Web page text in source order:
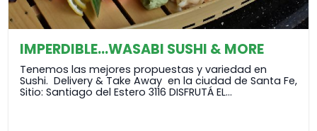
IMPERDIBLE…WASABI SUSHI & MORE
Tenemos las mejores propuestas y variedad en
Sushi. Delivery & Take Away en la ciudad de Santa Fe,
Sitio: Santiago del Estero 3116 DISFRUTÁ EL…